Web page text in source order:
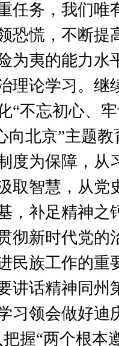
任务，我们唯
恐慌，不断提
为夷的能力水
理论学习。继
“不忘初心、
向北京”主题
度为保障，从
取智慧，从党
，补足精神之
彻新时代党的
民族工作的重
讲话精神同州
习领会做好迪
握“两个根本